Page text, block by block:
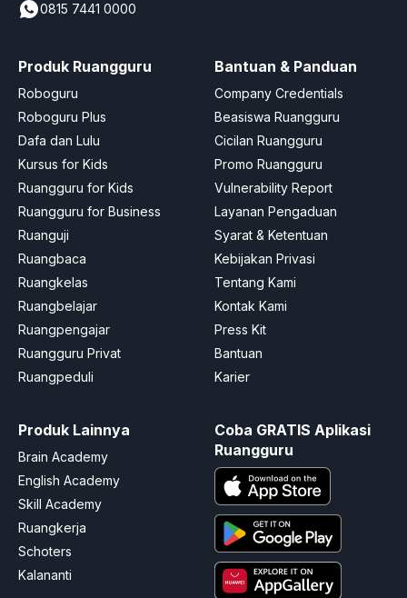
0815 7441 0000
Produk Ruangguru
Roboguru
Roboguru Plus
Dafa dan Lulu
Kursus for Kids
Ruangguru for Kids
Ruangguru for Business
Ruanguji
Ruangbaca
Ruangkelas
Ruangbelajar
Ruangpengajar
Ruangguru Privat
Ruangpeduli
Bantuan & Panduan
Company Credentials
Beasiswa Ruangguru
Cicilan Ruangguru
Promo Ruangguru
Vulnerability Report
Layanan Pengaduan
Syarat & Ketentuan
Kebijakan Privasi
Tentang Kami
Kontak Kami
Press Kit
Bantuan
Karier
Produk Lainnya
Brain Academy
English Academy
Skill Academy
Ruangkerja
Schoters
Kalananti
Coba GRATIS Aplikasi
Ruangguru